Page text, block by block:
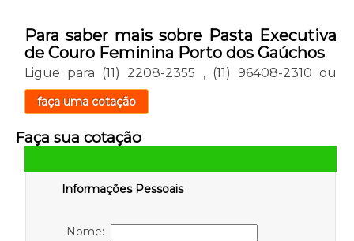
Para saber mais sobre Pasta Executiva
de Couro Feminina Porto dos Gaúchos
Ligue para (11) 2208-2355 , (11) 96408-2310 ou
faça uma cotação
Faça sua cotação
Informações Pessoais
Nome: